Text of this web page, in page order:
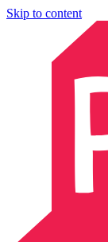
Skip to content